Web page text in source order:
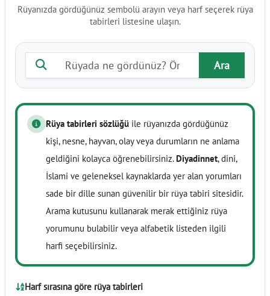
Rüyanızda gördüğünüz sembolü arayın veya harf seçerek rüya
tabirleri listesine ulaşın.
Rüya tabiri ara
Ara
Rüya tabirleri sözlüğü ile rüyanızda gördüğünüz
kişi, nesne, hayvan, olay veya durumların ne anlama
geldiğini kolayca öğrenebilirsiniz. Diyadinnet, dini,
İslami ve geleneksel kaynaklarda yer alan yorumları
sade bir dille sunan güvenilir bir rüya tabiri sitesidir.
Arama kutusunu kullanarak merak ettiğiniz rüya
yorumunu bulabilir veya alfabetik listeden ilgili
harfi seçebilirsiniz.
Harf sırasına göre rüya tabirleri